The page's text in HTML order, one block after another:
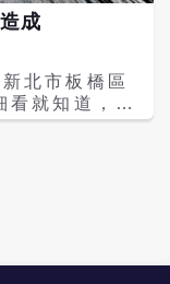
麼是虐待？
出影片的狗
安心的地
訴我們」、
望，就只有
倉鼠一樣
，連小動物
，我相信人
有狗種裡排
犬，在小型
時候的泰迪
作揖，它都
獵犬還要
上一周才能
且個性溫
合被選作寵
訓練」，成
成
北市板橋區
而是一隻可
，一般人都
身都是長毛